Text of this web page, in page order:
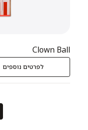
Clown Ball
לפרטים נוספים